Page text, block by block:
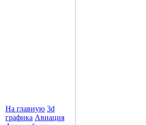
На главную 3d
графика Авиация